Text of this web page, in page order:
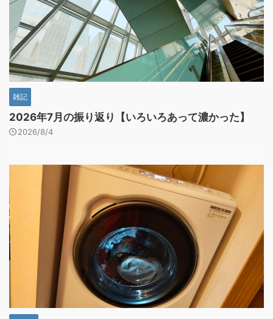
雑記
2026年7月の振り返り【いろいろあって濃かった】
2026/8/4